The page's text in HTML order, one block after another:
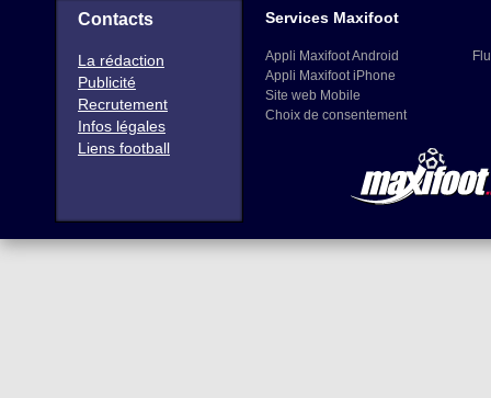
Contacts
La rédaction
Publicité
Recrutement
Infos légales
Liens football
Services Maxifoot
Appli Maxifoot Android
Appli Maxifoot iPhone
Site web Mobile
Choix de consentement